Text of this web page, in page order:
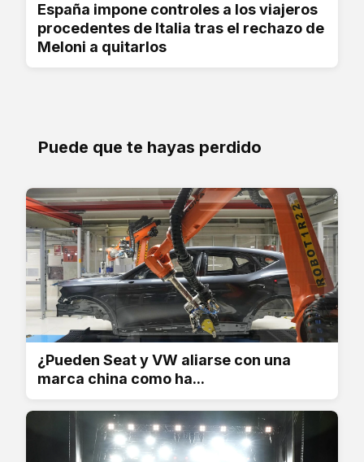
España impone controles a los viajeros
procedentes de Italia tras el rechazo de
Meloni a quitarlos
Puede que te hayas perdido
¿Pueden Seat y VW aliarse con una
marca china como ha...